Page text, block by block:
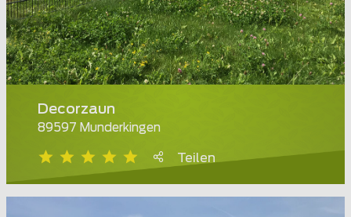
Decorzaun
89597 Munderkingen
Teilen